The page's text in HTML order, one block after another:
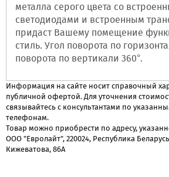
металла серого цвета со
светодиодами и встроенным
придаст Вашему помещение
стиль. Угол поворота по
поворота по вертикали 360°.
Информация на сайте носит справочный
публичной офертой. Для уточнения
связывайтесь с консультантами по
телефонам.
Товар можно приобрести по адресу,
ООО "Евролайт", 220024, Республика
Кижеватова, 86А